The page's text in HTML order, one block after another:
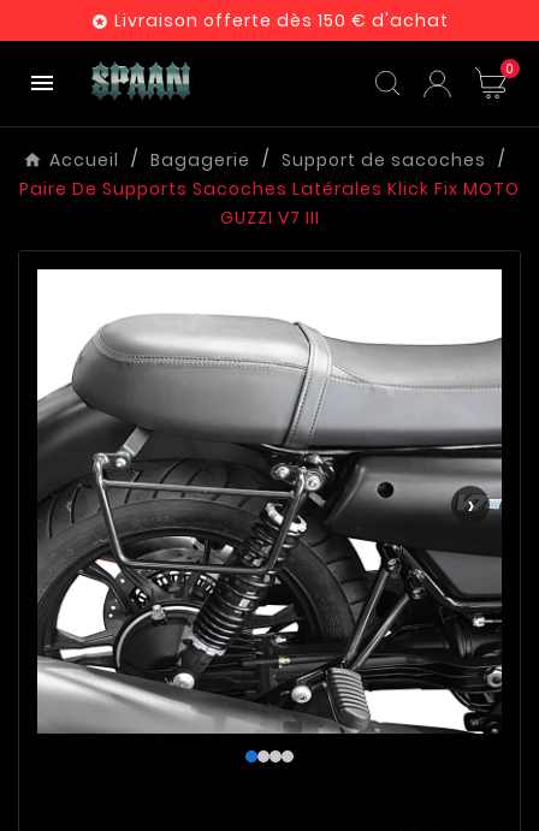
 Livraison offerte dès 150 € d'achat
 0
Accueil Bagagerie
Support de sacoches
Paire De Supports Sacoches Latérales Klick Fix MOTO
GUZZI V7 III
‹ ›